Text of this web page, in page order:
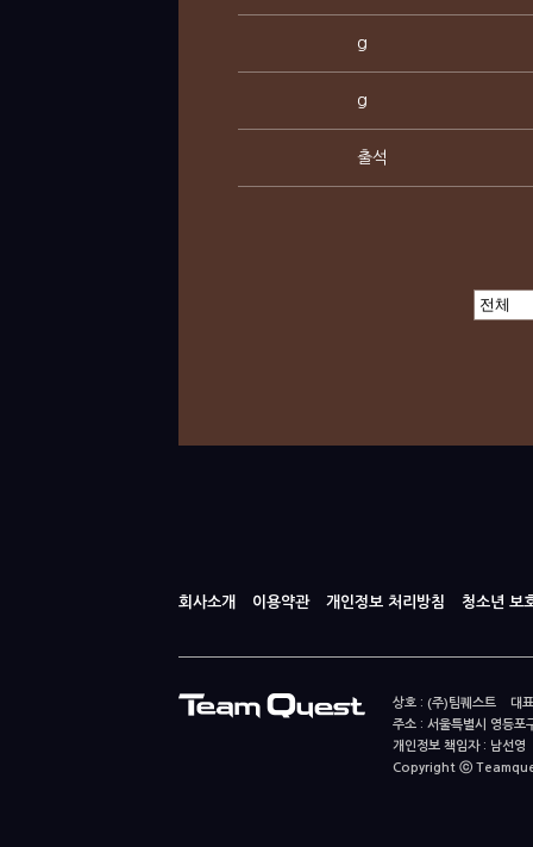
g
g
출석
회사소개 이용약관 개인정보 처리방침 청소년 보
상호 : (주)팀퀘스트 대
주소 : 서울특별시 영등
개인정보 책임자 : 남
Copyright ⓒ